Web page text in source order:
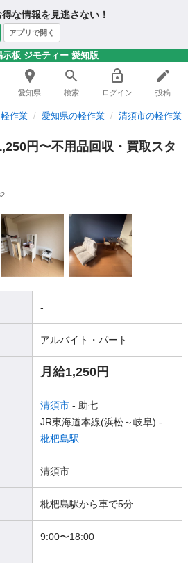
な情報を見逃さない！
アプリで開く
示板 ジモティー 愛知版
愛知県 検索 ログイン 投稿
軽作業 愛知県の軽作業 清須市の軽作業
円〜不用品回収・買取スタ
-
アルバイト・パート
月給1,250円
清須市 - 助七
JR東海道本線(浜松～岐阜) -
枇杷島駅
清須市
枇杷島駅から車で5分
9:00〜18:00